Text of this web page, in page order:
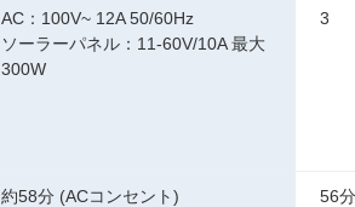
AC：100V~ 12A 50/60Hz
ソーラーパネル：11-60V/10A 最大
300W
約58分 (ACコンセント)
3
56